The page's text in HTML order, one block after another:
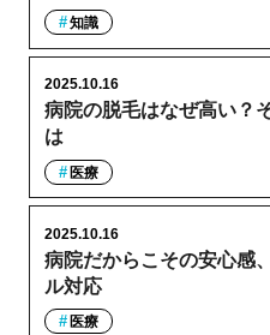
知識
病院の脱毛はなぜ高い？
は
2025.10.16
医療
病院だからこその安心感
ル対応
2025.10.16
医療